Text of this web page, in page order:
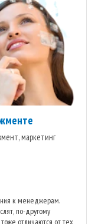
маркетинг
к менеджерам.
по-другому
отличаются от тех,